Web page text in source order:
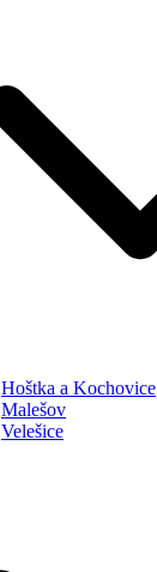
Hoštka a Kochovice
Malešov
Velešice